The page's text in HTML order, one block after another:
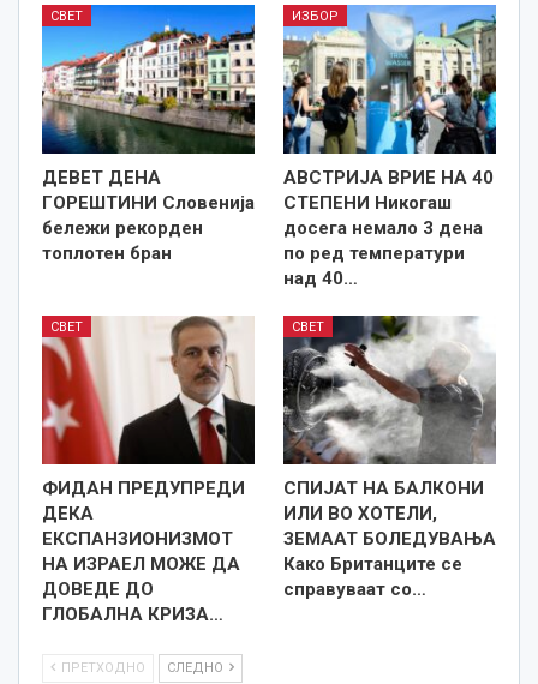
СВЕТ
ДЕВЕТ ДЕНА
ГОРЕШТИНИ Словенија
бележи рекорден
топлотен бран
ИЗБОР
АВСТРИЈА ВРИЕ НА 40
СТЕПЕНИ Никогаш
досега немало 3 дена
по ред температури
над 40…
СВЕТ
ФИДАН ПРЕДУПРЕДИ
ДЕКА
ЕКСПАНЗИОНИЗМОТ
НА ИЗРАЕЛ МОЖЕ ДА
ДОВЕДЕ ДО
ГЛОБАЛНА КРИЗА…
СВЕТ
СПИЈАТ НА БАЛКОНИ
ИЛИ ВО ХОТЕЛИ,
ЗЕМААТ БОЛЕДУВАЊА
Како Британците се
справуваат со…
ПРЕТХОДНО СЛЕДНО